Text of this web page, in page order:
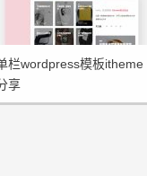
栏wordpress模板itheme
享